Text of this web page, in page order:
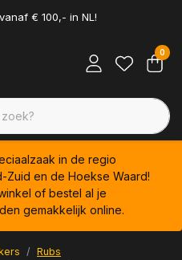
€ 100,- in NL!
0
in de regio
Zuid en de Hoekse Waard!
of bestel al je
gemakkelijk online.
Rubs